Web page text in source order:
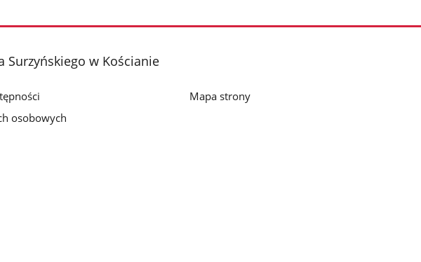
Surzyńskiego w Kościanie
osobowych
Mapa strony